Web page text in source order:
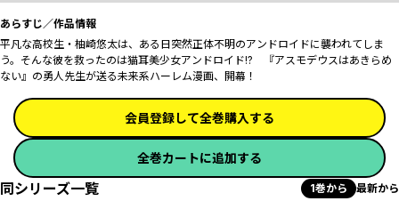
あらすじ／作品情報
平凡な高校生・柚崎悠太は、ある日突然正体不明のアンドロイドに襲われてしま
う。そんな彼を救ったのは猫耳美少女アンドロイド!? 『アスモデウスはあきらめ
ない』の勇人先生が送る未来系ハーレム漫画、開幕！
会員登録して全巻購入する
全巻カートに追加する
同シリーズ一覧 1巻から 最新から